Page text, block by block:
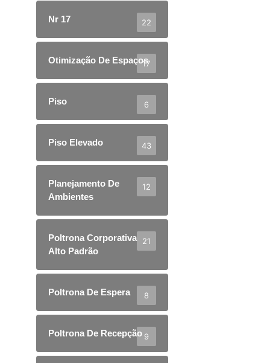
Nr 17 22
Otimização De Espaços
17
Piso 6
Piso Elevado 43
Planejamento De
Ambientes
12
Poltrona Corporativa
Alto Padrão
21
Poltrona De Espera 8
Poltrona De Recepção 9